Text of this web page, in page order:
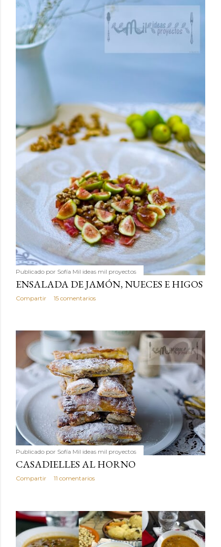
Publicado por Sofía Mil ideas mil proyectos
ENSALADA DE JAMÓN, NUECES E HIGOS
Compartir 15 comentarios
Publicado por Sofía Mil ideas mil proyectos
CASADIELLES AL HORNO
Compartir 11 comentarios